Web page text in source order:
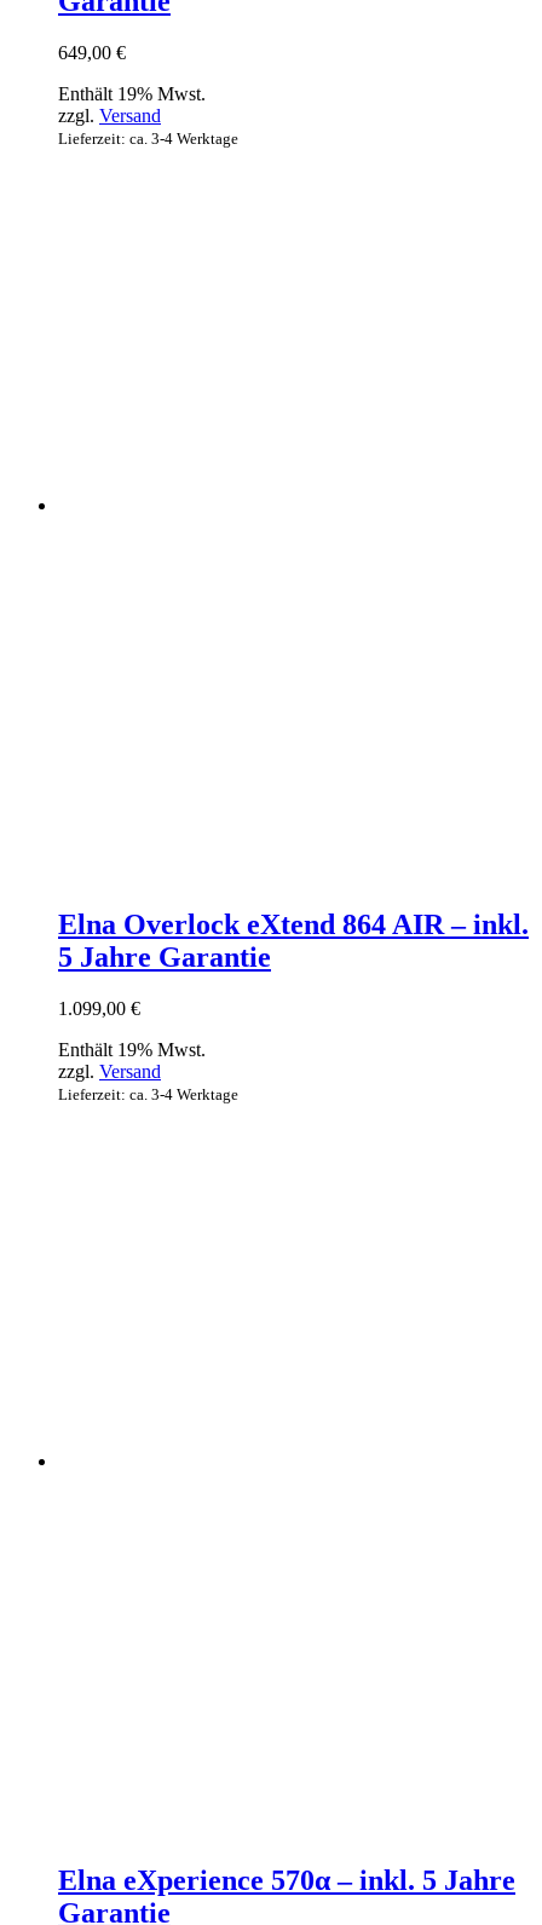
649,00 €
Enthält 19% Mwst.
zzgl. Versand
Lieferzeit: ca. 3-4 Werktage
Elna Overlock eXtend 864 AIR – inkl.
5 Jahre Garantie
1.099,00 €
Enthält 19% Mwst.
zzgl. Versand
Lieferzeit: ca. 3-4 Werktage
Elna eXperience 570α – inkl. 5 Jahre
Garantie